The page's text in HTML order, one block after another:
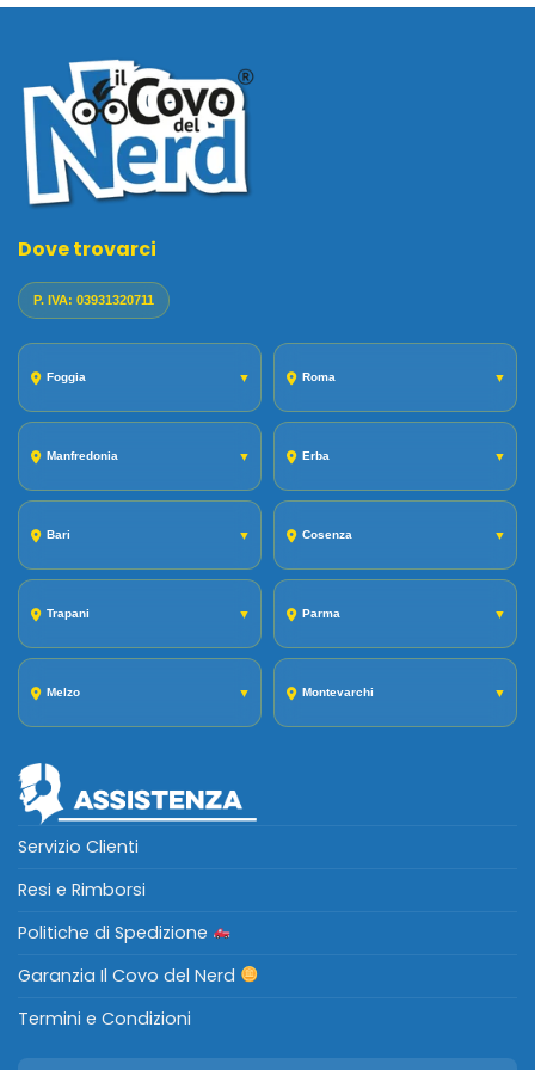
Dove trovarci
P. IVA: 03931320711
Foggia ▼ Roma ▼
Manfredonia ▼ Erba ▼
Bari ▼ Cosenza ▼
Trapani ▼ Parma ▼
Melzo ▼ Montevarchi ▼
Servizio Clienti
Resi e Rimborsi
Politiche di Spedizione
Garanzia Il Covo del Nerd
Termini e Condizioni